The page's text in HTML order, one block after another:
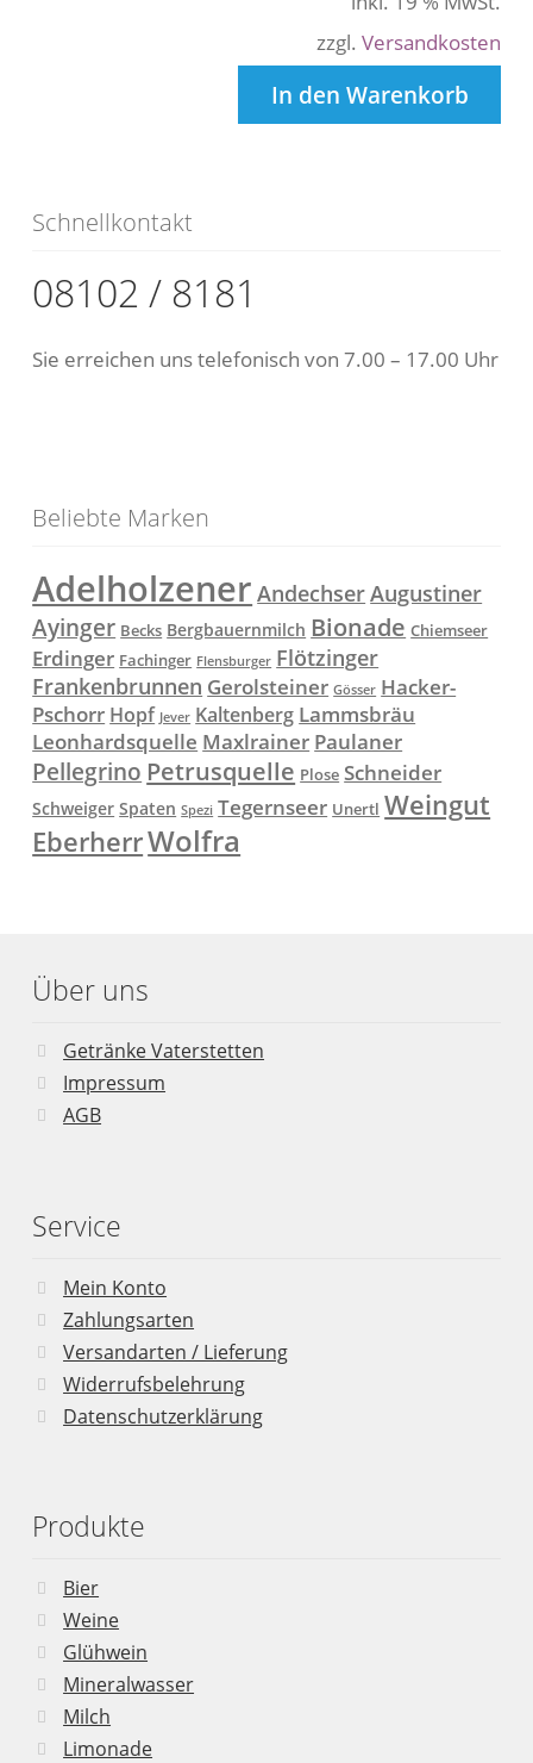
zzgl. Versandkosten
In den Warenkorb
Schnellkontakt
08102 / 8181
Sie erreichen uns telefonisch von 7.00 – 17.00 Uhr
Beliebte Marken
Adelholzener AndechserAugustiner
Ayinger Becks Bergbauernmilch Bionade Chiemseer
Erdinger Fachinger Flensburger Flötzinger
Frankenbrunnen Gerolsteiner Gösser Hacker-
Pschorr Hopf Jever Kaltenberg Lammsbräu
Leonhardsquelle Maxlrainer Paulaner
Pellegrino Petrusquelle Plose Schneider
Schweiger Spaten Spezi Tegernseer Unertl Weingut
EberherrWolfra
Über uns
Getränke Vaterstetten
Impressum
AGB
Service
Mein Konto
Zahlungsarten
Versandarten / Lieferung
Widerrufsbelehrung
Datenschutzerklärung
Produkte
Bier
Weine
Glühwein
Mineralwasser
Milch
Limonade